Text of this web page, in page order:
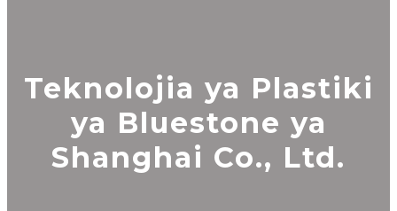
Teknolojia ya Plastiki
ya Bluestone ya
Shanghai Co., Ltd.